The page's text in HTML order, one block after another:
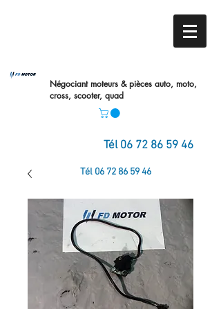
Négociant moteurs & pièces auto, moto,
cross, scooter, quad
Tél 06 72 86 59 46
Tél 06 72 86 59 46